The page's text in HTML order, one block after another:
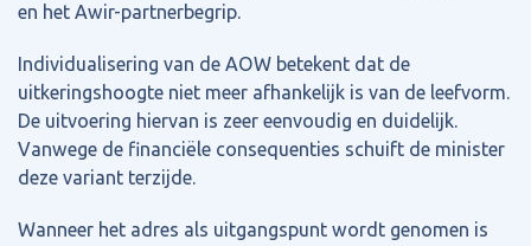
en het Awir-partnerbegrip.
Individualisering van de AOW betekent dat de
uitkeringshoogte niet meer afhankelijk is van de leefvorm.
De uitvoering hiervan is zeer eenvoudig en duidelijk.
Vanwege de financiële consequenties schuift de minister
deze variant terzijde.
Wanneer het adres als uitgangspunt wordt genomen is